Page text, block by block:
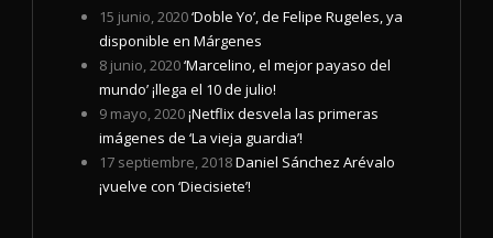
15 junio, 2020‘Doble Yo’, de Felipe Rugeles, ya
disponible en Márgenes
8 junio, 2020‘Marcelino, el mejor payaso del
mundo’ ¡llega el 10 de julio!
9 mayo, 2020¡Netflix desvela las primeras
imágenes de ‘La vieja guardia’!
17 septiembre, 2018Daniel Sánchez Arévalo
¡vuelve con ‘Diecisiete’!